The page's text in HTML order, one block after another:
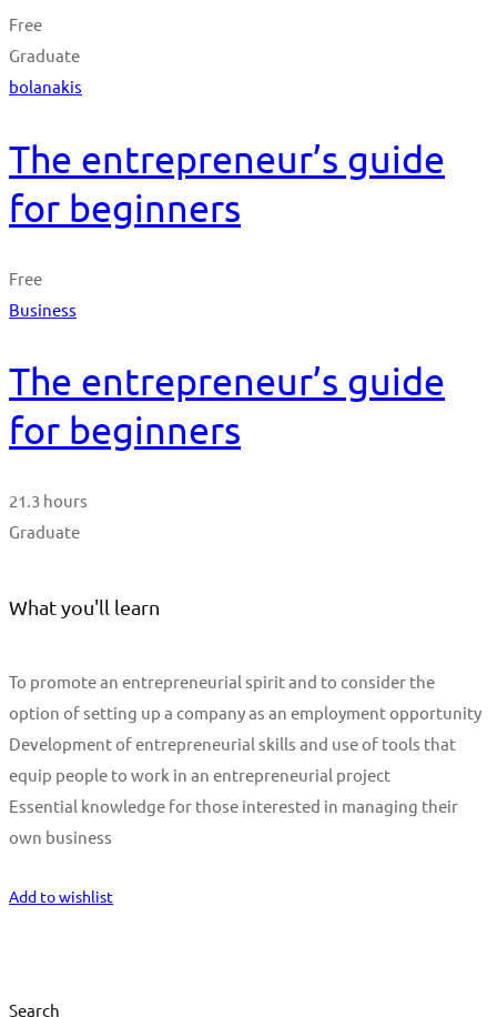
Free
Graduate
bolanakis
The entrepreneur’s guide
for beginners
Free
Business
The entrepreneur’s guide
for beginners
21.3 hours
Graduate
What you'll learn
To promote an entrepreneurial spirit and to consider the
option of setting up a company as an employment opportunity
Development of entrepreneurial skills and use of tools that
equip people to work in an entrepreneurial project
Essential knowledge for those interested in managing their
own business
Add to wishlist
Search